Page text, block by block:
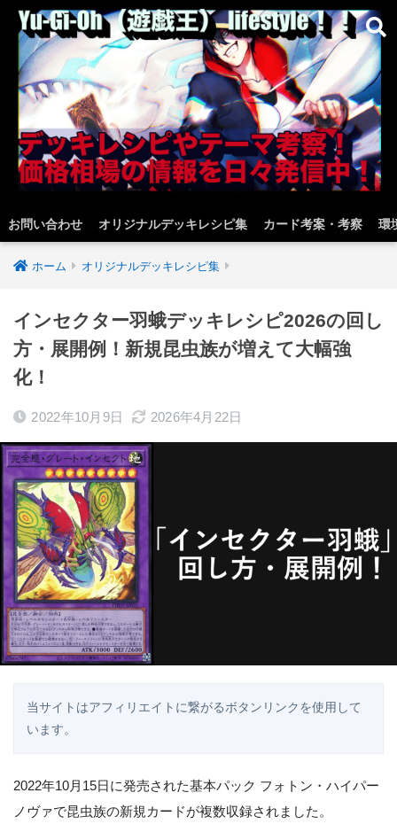
お問い合わせ オリジナルデッキレシピ集 カード考案・考察 環
ホーム オリジナルデッキレシピ集
インセクター羽蛾デッキレシピ2026の回し
方・展開例！新規昆虫族が増えて大幅強
化！
2022年10月9日 2026年4月22日
当サイトはアフィリエイトに繋がるボタンリンクを使用して
います。
2022年10月15日に発売された基本パック フォトン・ハイパー
ノヴァで昆虫族の新規カードが複数収録されました。